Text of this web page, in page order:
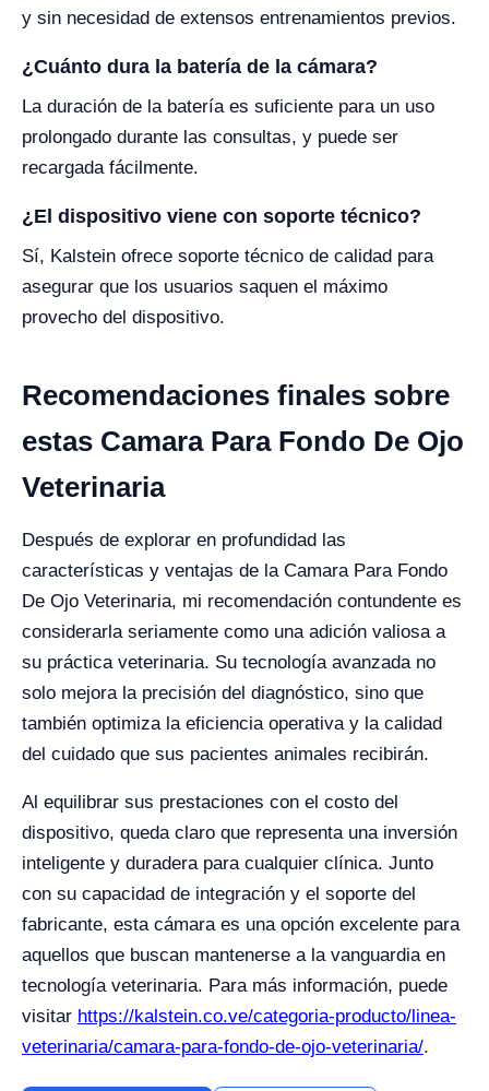
y sin necesidad de extensos entrenamientos previos.
¿Cuánto dura la batería de la cámara?
La duración de la batería es suficiente para un uso
prolongado durante las consultas, y puede ser
recargada fácilmente.
¿El dispositivo viene con soporte técnico?
Sí, Kalstein ofrece soporte técnico de calidad para
asegurar que los usuarios saquen el máximo
provecho del dispositivo.
Recomendaciones finales sobre
estas Camara Para Fondo De Ojo
Veterinaria
Después de explorar en profundidad las
características y ventajas de la Camara Para Fondo
De Ojo Veterinaria, mi recomendación contundente es
considerarla seriamente como una adición valiosa a
su práctica veterinaria. Su tecnología avanzada no
solo mejora la precisión del diagnóstico, sino que
también optimiza la eficiencia operativa y la calidad
del cuidado que sus pacientes animales recibirán.
Al equilibrar sus prestaciones con el costo del
dispositivo, queda claro que representa una inversión
inteligente y duradera para cualquier clínica. Junto
con su capacidad de integración y el soporte del
fabricante, esta cámara es una opción excelente para
aquellos que buscan mantenerse a la vanguardia en
tecnología veterinaria. Para más información, puede
visitar https://kalstein.co.ve/categoria-producto/linea-
veterinaria/camara-para-fondo-de-ojo-veterinaria/.